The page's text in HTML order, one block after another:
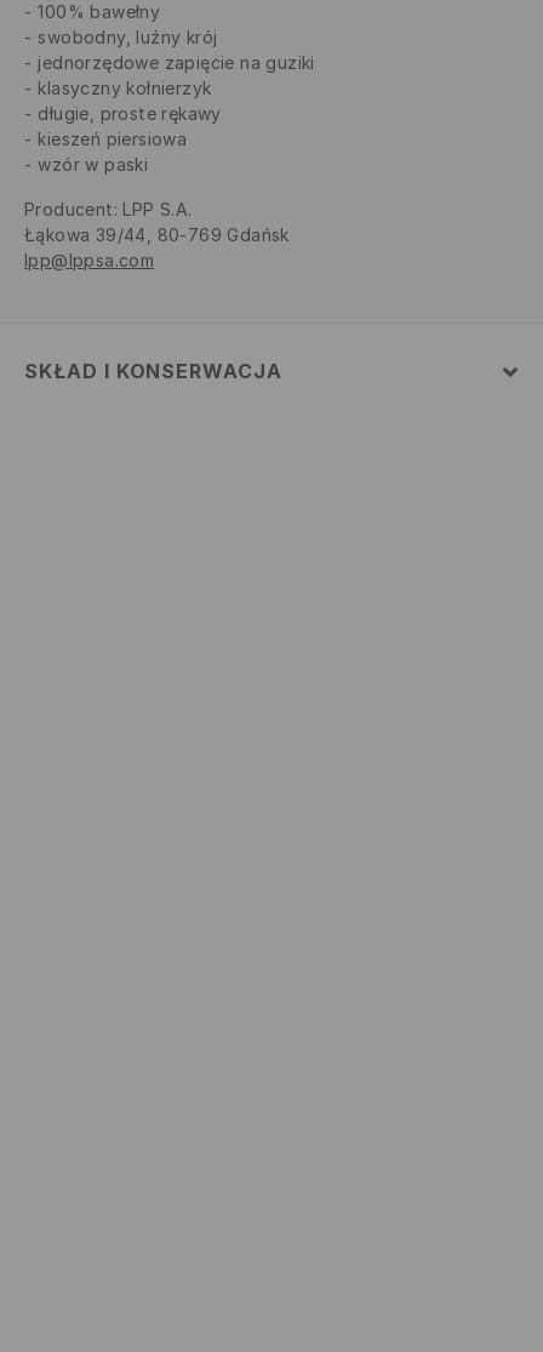
100% bawełny
swobodny, luźny krój
jednorzędowe zapięcie na guziki
klasyczny kołnierzyk
długie, proste rękawy
kieszeń piersiowa
wzór w paski
Producent: LPP S.A.
Łąkowa 39/44, 80-769 Gdańsk
lpp@lppsa.com
SKŁAD I KONSERWACJA